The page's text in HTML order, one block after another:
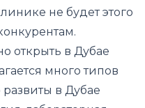
не будет этого
открыть в Дубае
много типов
развиты в Дубае